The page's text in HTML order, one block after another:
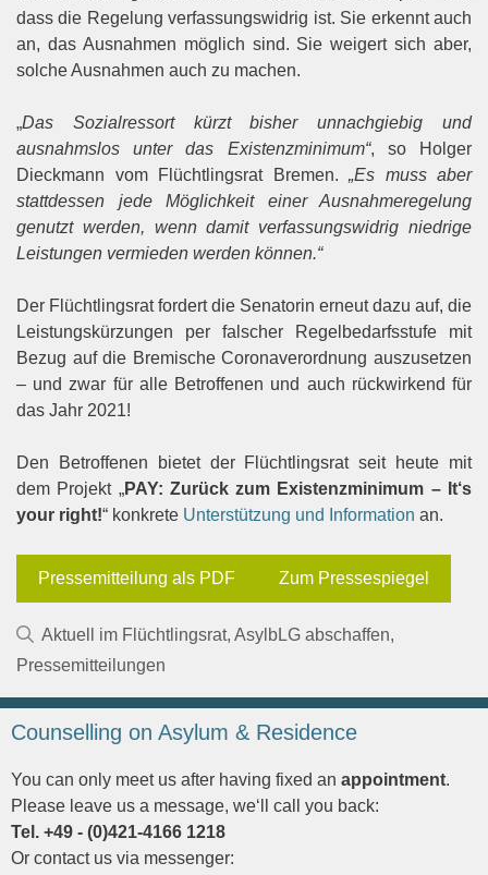
dass die Regelung verfassungswidrig ist. Sie erkennt auch
an, das Ausnahmen möglich sind. Sie weigert sich aber,
solche Ausnahmen auch zu machen.
„Das Sozialressort kürzt bisher unnachgiebig und
ausnahmslos unter das Existenzminimum“, so Holger
Dieckmann vom Flüchtlingsrat Bremen. „Es muss aber
stattdessen jede Möglichkeit einer Ausnahmeregelung
genutzt werden, wenn damit verfassungswidrig niedrige
Leistungen vermieden werden können.“
Der Flüchtlingsrat fordert die Senatorin erneut dazu auf, die
Leistungskürzungen per falscher Regelbedarfsstufe mit
Bezug auf die Bremische Coronaverordnung auszusetzen
– und zwar für alle Betroffenen und auch rückwirkend für
das Jahr 2021!
Den Betroffenen bietet der Flüchtlingsrat seit heute mit
dem Projekt „PAY: Zurück zum Existenzminimum – It‘s
your right!“ konkrete Unterstützung und Information an.
Pressemitteilung als PDF Zum Pressespiegel
Kategorien
Aktuell im Flüchtlingsrat, AsylbLG abschaffen,
Pressemitteilungen
Counselling on Asylum & Residence
You can only meet us after having fixed an appointment.
Please leave us a message, we‘ll call you back:
Tel. +49 - (0)421-4166 1218
Or contact us via messenger: